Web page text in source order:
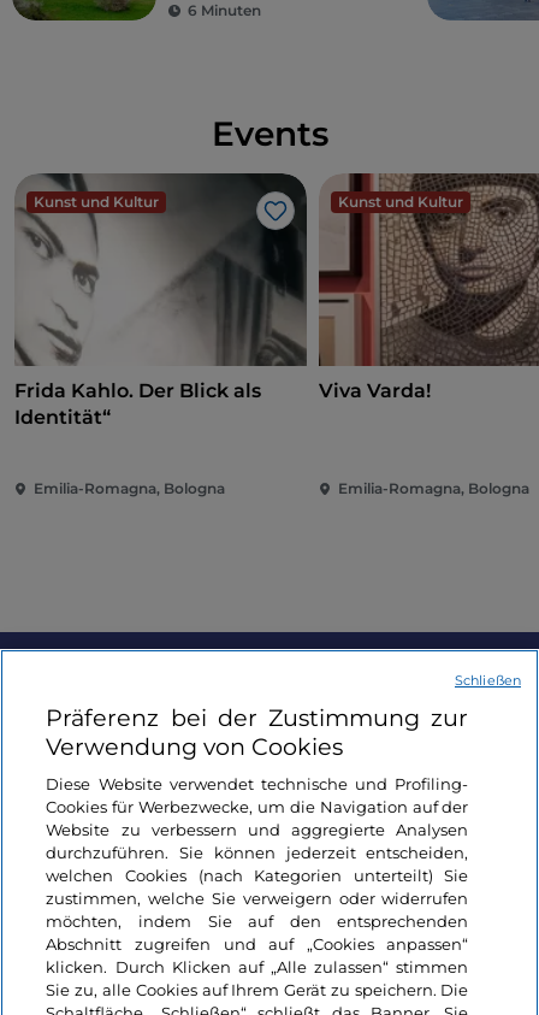
6 Minuten
Events
Kunst und Kultur
Like
Frida Kahlo. Der Blick als
Identität“
Emilia-Romagna, Bologna
Kunst und Kultur
Viva Varda!
Emilia-Romagna, Bologna
Nützliche Links
Login
Bleiben wir in Kontakt
Präferenz bei der Zustimmung zur
Verwendung von Cookies
Diese Website verwendet technische und Profiling-
Cookies für Werbezwecke, um die Navigation auf der
Website zu verbessern und aggregierte Analysen
durchzuführen. Sie können jederzeit entscheiden,
welchen Cookies (nach Kategorien unterteilt) Sie
zustimmen, welche Sie verweigern oder widerrufen
möchten, indem Sie auf den entsprechenden
Abschnitt zugreifen und auf „Cookies anpassen“
klicken. Durch Klicken auf „Alle zulassen“ stimmen
Sie zu, alle Cookies auf Ihrem Gerät zu speichern. Die
Schließen